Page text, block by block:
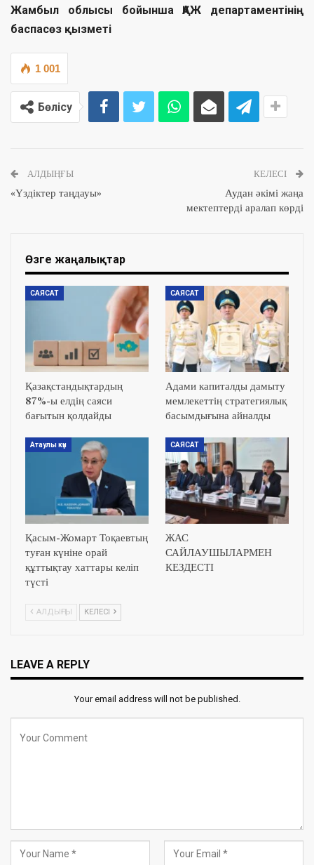
Жамбыл облысы бойынша ҚАЖ департаментінің
баспасөз қызметі
1 001
Бөлісу
АЛДЫҢҒЫ
«Үздіктер таңдауы»
КЕЛЕСІ
Аудан әкімі жаңа
мектептерді аралап көрді
Өзге жаңалықтар
САЯСАТ
Қазақстандықтардың
87%-ы елдің саяси
бағытын қолдайды
САЯСАТ
Адами капиталды дамыту
мемлекеттің стратегиялық
басымдығына айналды
Атаулы күн
Қасым-Жомарт Тоқаевтың
туған күніне орай
құттықтау хаттары келіп
түсті
САЯСАТ
ЖАС
САЙЛАУШЫЛАРМЕН
КЕЗДЕСТІ
АЛДЫҢҒЫ КЕЛЕСІ
LEAVE A REPLY
Your email address will not be published.